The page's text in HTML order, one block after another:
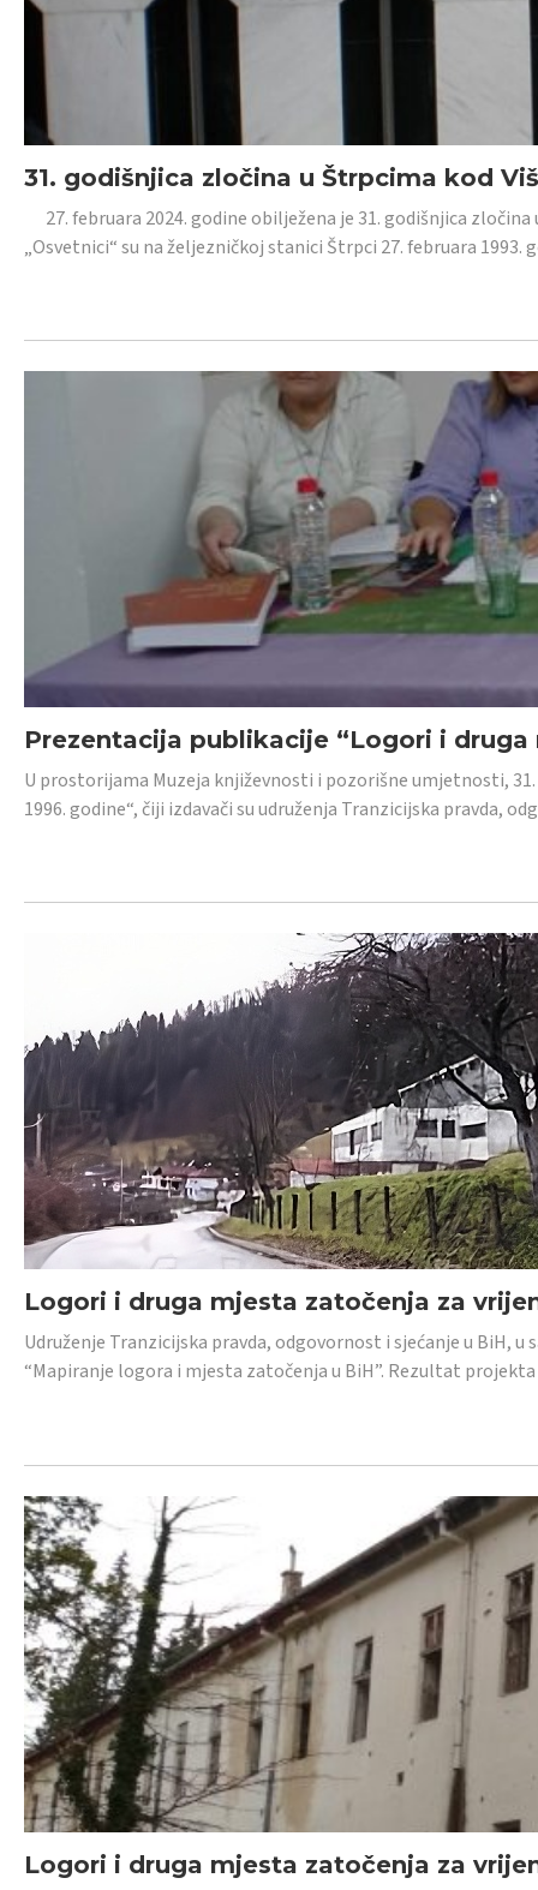
31. godišnjica zločina u Štrpcima kod
27. februara 2024. godine obilježena je 31. godišnjica
„Osvetnici“ su na željezničkoj stanici Štrpci 27. februara 1993.
Prezentacija publikacije “Logori i druga
U prostorijama Muzeja književnosti i pozorišne umjetnosti,
1996. godine“, čiji izdavači su udruženja Tranzicijska pravda,
Logori i druga mjesta zatočenja za
Udruženje Tranzicijska pravda, odgovornost i sjećanje u BiH,
“Mapiranje logora i mjesta zatočenja u BiH”. Rezultat
Logori i druga mjesta zatočenja za